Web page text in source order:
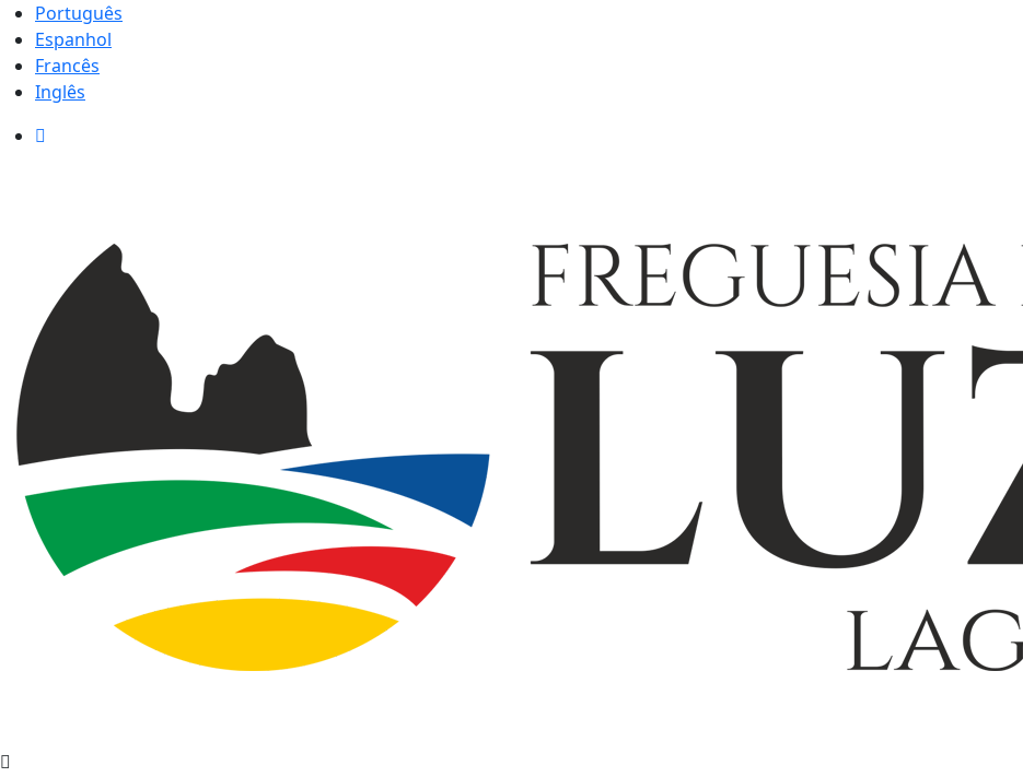
Português
Espanhol
Francês
Inglês